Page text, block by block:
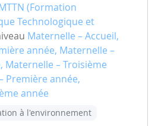
(Formation
Technologique et
Maternelle – Accueil,
année, Maternelle –
Maternelle – Troisième
Première année,
année
à l'environnement